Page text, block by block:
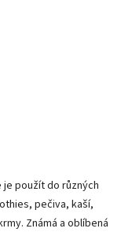
použít do různých
pečiva, kaší,
Známá a oblíbená